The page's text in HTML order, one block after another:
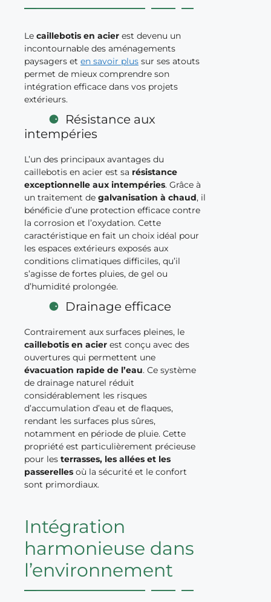
Le caillebotis en acier est devenu un
incontournable des aménagements
paysagers et en savoir plus sur ses atouts
permet de mieux comprendre son
intégration efficace dans vos projets
extérieurs.
Résistance aux
intempéries
L’un des principaux avantages du
caillebotis en acier est sa résistance
exceptionnelle aux intempéries. Grâce à
un traitement de galvanisation à chaud, il
bénéficie d’une protection efficace contre
la corrosion et l’oxydation. Cette
caractéristique en fait un choix idéal pour
les espaces extérieurs exposés aux
conditions climatiques difficiles, qu’il
s’agisse de fortes pluies, de gel ou
d’humidité prolongée.
Drainage efficace
Contrairement aux surfaces pleines, le
caillebotis en acier est conçu avec des
ouvertures qui permettent une
évacuation rapide de l’eau. Ce système
de drainage naturel réduit
considérablement les risques
d’accumulation d’eau et de flaques,
rendant les surfaces plus sûres,
notamment en période de pluie. Cette
propriété est particulièrement précieuse
pour les terrasses, les allées et les
passerelles où la sécurité et le confort
sont primordiaux.
Intégration
harmonieuse dans
l’environnement